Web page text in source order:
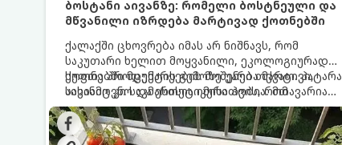
ბოსტანი აივანზე: რომელი ბოსტნეული და
მწვანილი იზრდება მარტივად ქოთნებში
ქალაქში ცხოვრება იმას არ ნიშნავს, რომ
საკუთარი ხელით მოყვანილი, ეკოლოგიურად
სუფთა პროდუქტის გემოზე უარი თქვათ. პატარა
აივანიც კი საკმარისია იმისათვის, რომ
მოიწყოთ მინი-ბოსტანი, საიდანაც
ყოველდღიურად ახალ, არომატულ მწვანილსა
და ბოსტნეულს მოკრეფთ.
ქოთნებში მცენარეების მოშენება მარტივი,
სასიამოვნო და ესთეტიკური ჰობია. მთავარია
იცოდეთ, რომელი კულტურები ეგუებიან
ქოთნის პირობებს ყველაზე კარგად და როგორ
მოუაროთ მათ სწორად.